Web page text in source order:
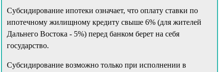
Субсидирование ипотеки означает, что оплату ставки по
ипотечному жилищному кредиту свыше 6% (для жителей
Дальнего Востока - 5%) перед банком берет на себя
государство.
Субсидирование возможно только при исполнении в